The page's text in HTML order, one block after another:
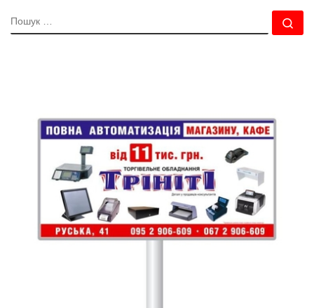
ПОШУК